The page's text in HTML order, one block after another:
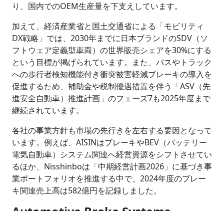
り、国内でのOEM生産量を下支えしています。
加えて、経済産業省と国土交通省による「モビリティ
DX戦略」では、2030年までに日本ブランドのSDV（ソ
フトウェア定義型車両）の世界販売シェアを30%にする
という目標が掲げられています。また、バスやトラック
への歩行者検知機能付き衝突被害軽減ブレーキの導入を
促進するため、補助金や税制優遇措置を伴う「ASV（先
進安全自動車）推進計画」のフェーズ7も2025年度まで
継続されています。
各社の事業方針も市場の先行きを左右する要因となって
います。例えば、AISINはブレーキやBEV（バッテリー
電気自動車）システム関連へ経営資源をシフトさせてい
るほか、Nisshinboは「中期経営計画2026」に基づき事
業ポートフォリオを推進する中で、2024年度のブレー
キ関連売上高は582億円を記録しました。